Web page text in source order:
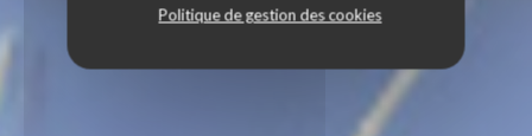
Politique de gestion des cookies